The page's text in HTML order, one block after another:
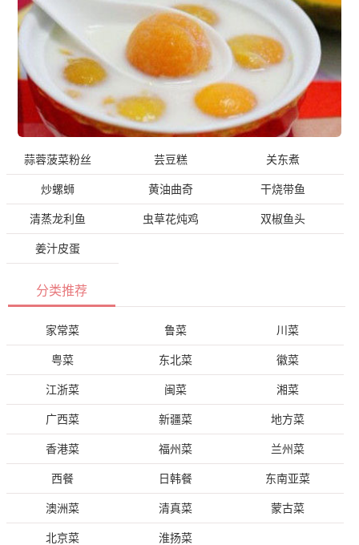
蒜蓉菠菜粉丝 芸豆糕 关东煮
炒螺蛳 黄油曲奇 干烧带鱼
清蒸龙利鱼 虫草花炖鸡 双椒鱼头
姜汁皮蛋
分类推荐
家常菜 鲁菜 川菜
粤菜 东北菜 徽菜
江浙菜 闽菜 湘菜
广西菜 新疆菜 地方菜
香港菜 福州菜 兰州菜
西餐 日韩餐 东南亚菜
澳洲菜 清真菜 蒙古菜
北京菜 淮扬菜